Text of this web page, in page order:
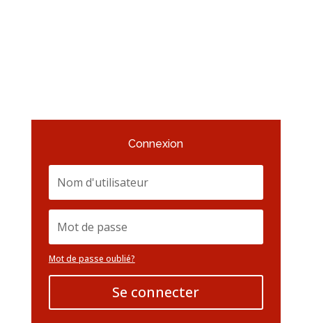
Connexion
Mot de passe oublié?
Se connecter